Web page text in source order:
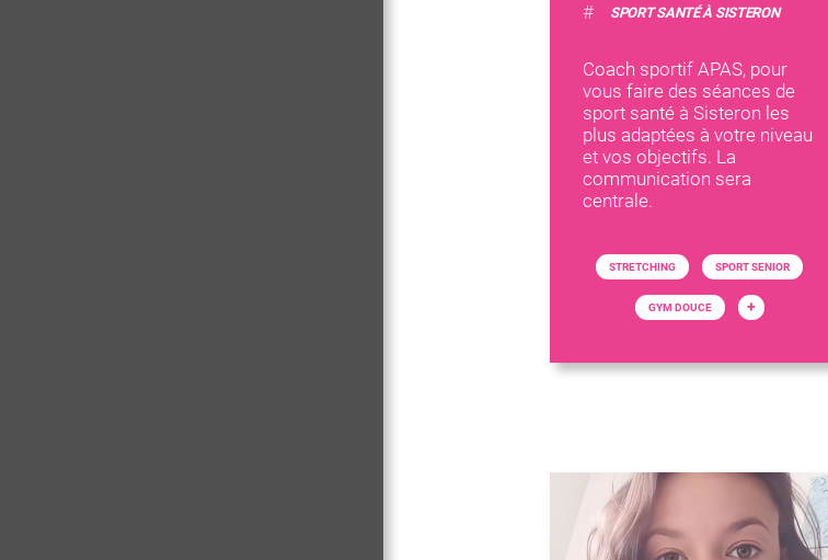
# SPORT SANTÉ À SISTERON
Coach sportif APAS, pour
vous faire des séances de
sport santé à Sisteron les
plus adaptées à votre niveau
et vos objectifs. La
communication sera
centrale.
STRETCHING SPORT SENIOR
GYM DOUCE +